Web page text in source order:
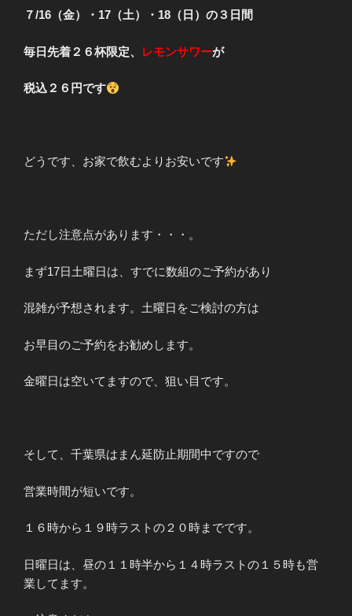
７/16（金）・17（土）・18（日）の３日間
毎日先着２６杯限定、 レモンサワーが
税込２６円です
どうです、お家で飲むよりお安いです
ただし注意点があります・・・。
まず17日土曜日は、すでに数組のご予約があり
混雑が予想されます。土曜日をご検討の方は
お早目のご予約をお勧めします。
金曜日は空いてますので、狙い目です。
そして、千葉県はまん延防止期間中ですので
営業時間が短いです。
１６時から１９時ラストの２０時までです。
日曜日は、昼の１１時半から１４時ラストの１５時も営
業してます。